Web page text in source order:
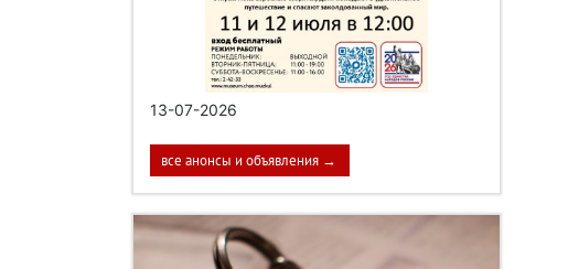
13-07-2026
все анонсы и объявления →